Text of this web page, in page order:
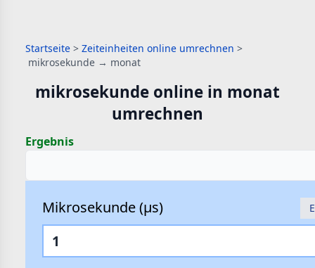
Startseite > Zeiteinheiten online umrechnen >
mikrosekunde → monat
mikrosekunde online in monat
umrechnen
Ergebnis
Mikrosekunde (µs)